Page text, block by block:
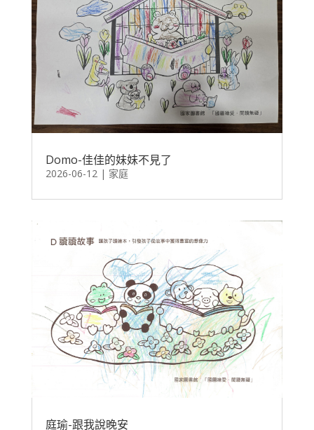
Domo-佳佳的妹妹不見了
2026-06-12 | 家庭
庭瑜-跟我說晚安